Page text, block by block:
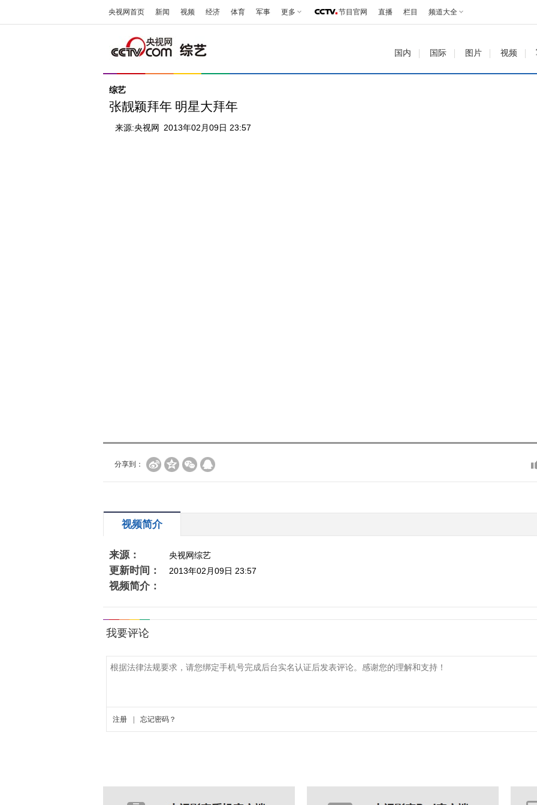
央视网首页 新闻 视频 经济 体育 军事 更多 节目官网 直播 栏目 频道大全
国内 国际 图片 视频
综艺
张靓颖拜年 明星大拜年
来源:央视网 2013年02月09日 23:57
分享到：
视频简介
来源： 央视网综艺
更新时间： 2013年02月09日 23:57
视频简介：